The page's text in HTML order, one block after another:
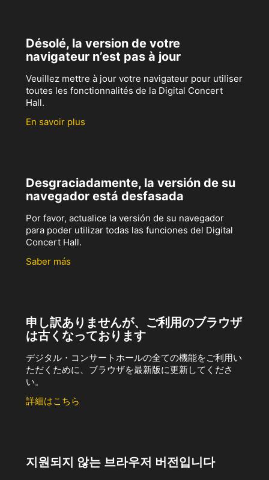
Désolé, la version de votre
navigateur n’est pas à jour
Veuillez mettre à jour votre navigateur pour utiliser
toutes les fonctionnalités de la Digital Concert
Hall.
En savoir plus
Desgraciadamente, la versión de su
navegador está desfasada
Por favor, actualice la versión de su navegador
para poder utilizar todas las funciones del Digital
Concert Hall.
Saber más
申し訳ありませんが、ご利用のブラウザ
は古くなっております
デジタル・コンサートホールの全ての機能をご利用い
ただくために、ブラウザを最新版に更新してくださ
い。
詳細はこちら
지원되지 않는 브라우저 버전입니다